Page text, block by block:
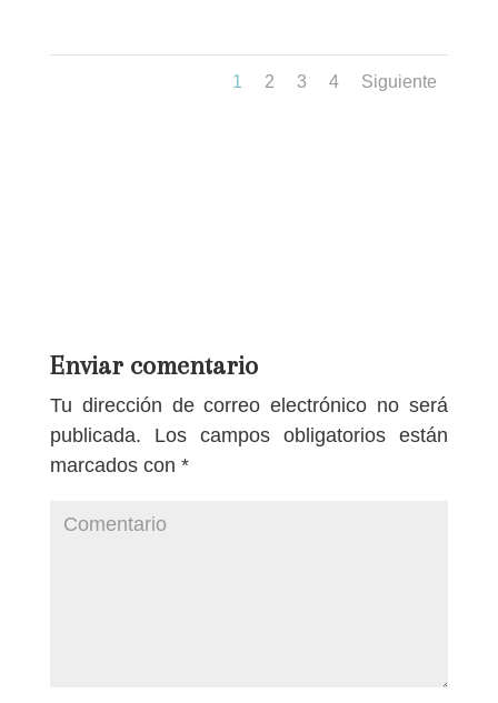
1 2 3 4 Siguiente
Enviar comentario
Tu dirección de correo electrónico no será
publicada. Los campos obligatorios están
marcados con *